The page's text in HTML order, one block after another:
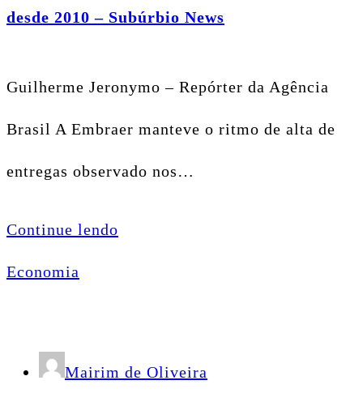
desde 2010 – Subúrbio News
Guilherme Jeronymo – Repórter da Agência
Brasil A Embraer manteve o ritmo de alta de
entregas observado nos…
Continue lendo
Economia
Mairim de Oliveira